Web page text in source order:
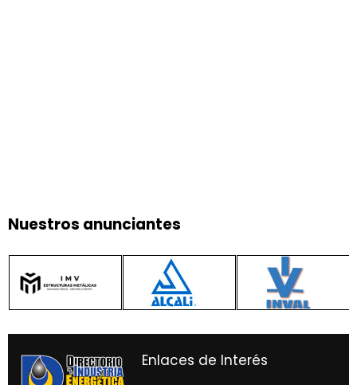
Nuestros anunciantes
Enlaces de Interés